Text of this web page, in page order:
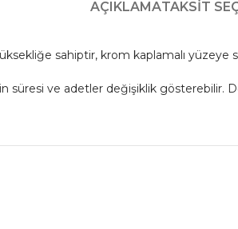
AÇIKLAMATAKSIT
sahiptir, krom kaplamalı yüzeye
ve adetler değişiklik gösterebilir.